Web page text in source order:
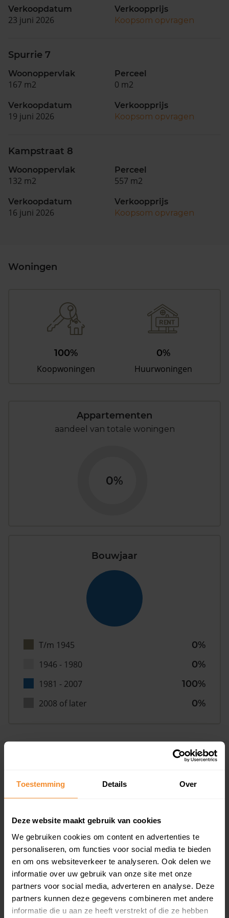
Toestemming Details Over
Deze website maakt gebruik van cookies
We gebruiken cookies om content en advertenties te
personaliseren, om functies voor social media te bieden
en om ons websiteverkeer te analyseren. Ook delen we
informatie over uw gebruik van onze site met onze
partners voor social media, adverteren en analyse. Deze
partners kunnen deze gegevens combineren met andere
informatie die u aan ze heeft verstrekt of die ze hebben
Verkoopdatum
23 juni 2026
Verkoopprijs
Koopsom opvragen
Spurrie 7
Woonoppervlak
167 m2
Perceel
0 m2
Verkoopdatum
19 juni 2026
Verkoopprijs
Koopsom opvragen
Kampstraat 8
Woonoppervlak
132 m2
Perceel
557 m2
Verkoopdatum
16 juni 2026
Verkoopprijs
Koopsom opvragen
Woningen
100%
Koopwoningen
0%
Huurwoningen
Appartementen
aandeel van totale woningen
0%
Bouwjaar
T/m 1945
0%
1946 - 1980
0%
1981 - 2007
100%
2008 of later
0%
Eénpersoons
32%
Stel (geen kinderen)
34%